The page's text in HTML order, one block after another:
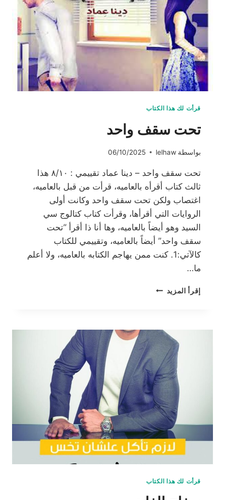
قرأت لك هذا الكتاب
تحت سقف واحد
بواسطة lelhaw
06/10/2025
تحت سقف واحد – دينا عماد تقييمي : ٨/١٠ هذا
ثالث كتاب أقرأه بالعاميه، قرأت من قبل بالعاميه،
اغتصاب ولكن تحت سقف واحد وكانت أولى
الروايات التي أقرأها، وقرأت كتاب كتالوج سي
السيد وهو أيضاً بالعاميه، وها أنا ذا أقرأ “تحت
سقف واحد” أيضاً بالعاميه، وتقييمي للكتاب
كالآتي:1. كنت ممن يهاجم الكتابه بالعاميه، ولا أعلم
ما…
إقرأ المزيد تحت
قرأت لك هذا الكتاب